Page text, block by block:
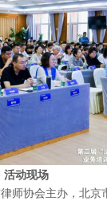
活动现场
协会主办，北京